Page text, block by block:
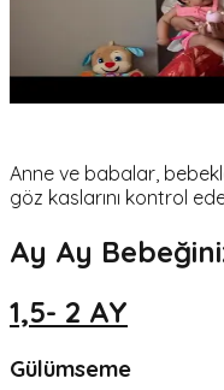
Anne ve babalar,
göz kaslarını kontrol
Ay Ay
1,5- 2 AY
Gülümseme